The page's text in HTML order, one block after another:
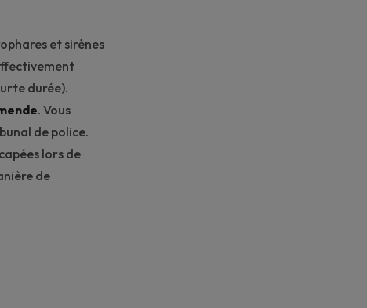
et sirènes
durée).
. Vous
de police.
lors de
de